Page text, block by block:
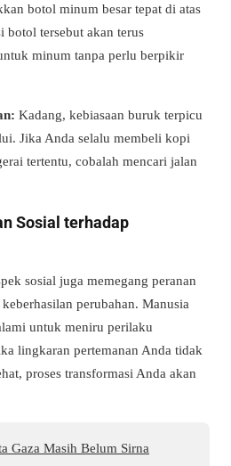
botol minum besar tepat di atas
botol tersebut akan terus
minum tanpa perlu berpikir
Kadang, kebiasaan buruk terpicu
Jika Anda selalu membeli kopi
tertentu, cobalah mencari jalan
Sosial terhadap
sosial juga memegang peranan
perubahan. Manusia
untuk meniru perilaku
lingkaran pertemanan Anda tidak
proses transformasi Anda akan
Gaza Masih Belum Sirna